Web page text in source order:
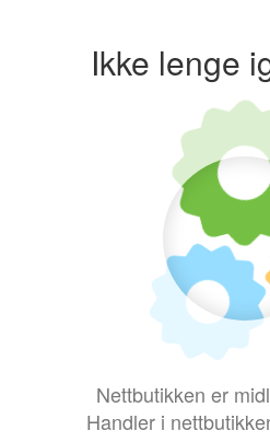
Ikke lenge
Nettbutikken er
Handler i